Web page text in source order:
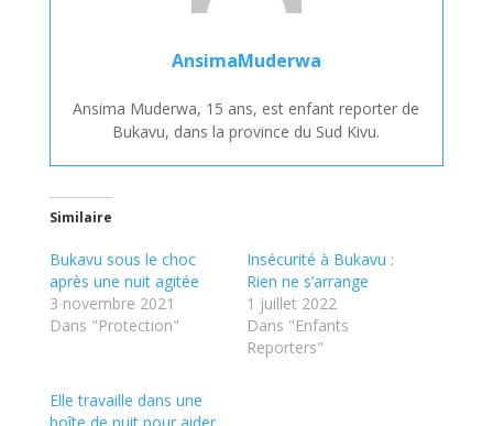
AnsimaMuderwa
Ansima Muderwa, 15 ans, est enfant reporter de
Bukavu, dans la province du Sud Kivu.
Similaire
Bukavu sous le choc
après une nuit agitée
3 novembre 2021
Dans "Protection"
Insécurité à Bukavu :
Rien ne s’arrange
1 juillet 2022
Dans "Enfants
Reporters"
Elle travaille dans une